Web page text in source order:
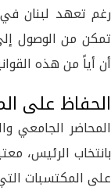
رغم تعهد لبنان في
تمكن من الوصول
أن أياً من هذه
الحفاظ على
المحاضر الجامعي
بانتخاب الرئيس،
على المكتسبات